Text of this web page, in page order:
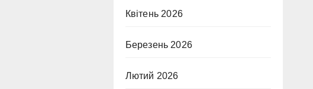
Квітень 2026
Березень 2026
Лютий 2026